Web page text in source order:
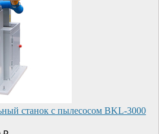
станок с пылесосом BKL-3000